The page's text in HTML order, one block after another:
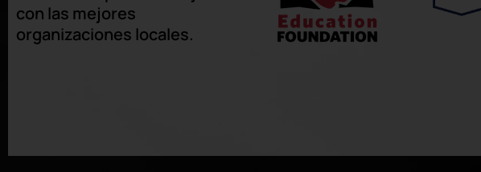
con las mejores
organizaciones locales.